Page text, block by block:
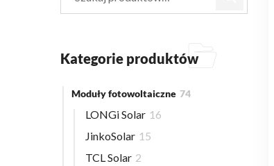
Kategorie produktów
Moduły fotowoltaiczne 74
LONGi Solar 16
JinkoSolar 15
TCL Solar 2